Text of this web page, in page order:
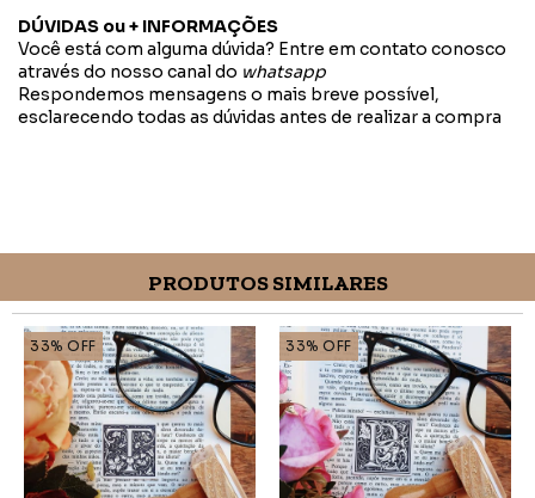
DÚVIDAS ou + INFORMAÇÕES
Você está com alguma dúvida? Entre em contato conosco
através do nosso canal do whatsapp
Respondemos mensagens o mais breve possível,
esclarecendo todas as dúvidas antes de realizar a compra
PRODUTOS SIMILARES
33% OFF 33% OFF